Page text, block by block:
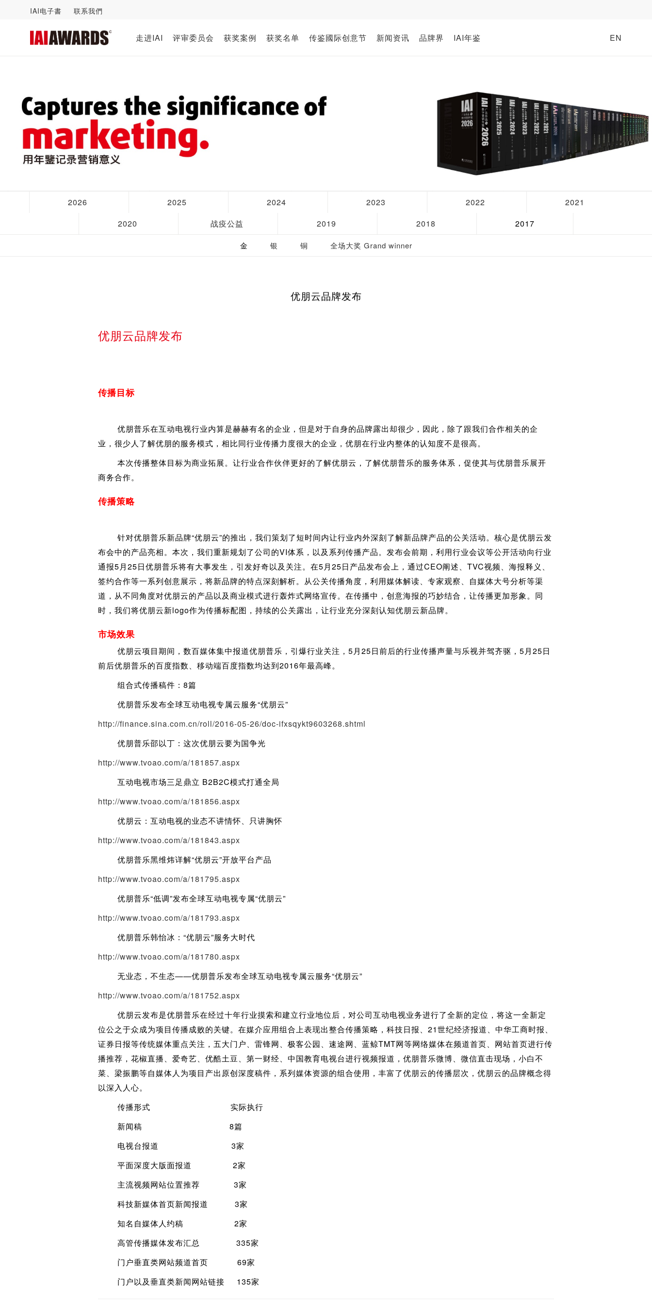
IAI电子書 联系我們
走进IAI 评审委员会 获奖案例 获奖名单 传鉴國际创意节 新闻资讯 品牌界 IAI年鉴 EN
2026 2025 2024 2023 2022
2021
2020
战疫公益 2019 2018 2017
金 银 铜 全场大奖 Grand winner
优朋云品牌发布
优朋云品牌发布
传播目标
优朋普乐在互动电视行业内算是赫赫有名的企业，但是对于自身的品牌露出却很少，因此，除了跟我们合作相关的企
业，很少人了解优朋的服务模式，相比同行业传播力度很大的企业，优朋在行业内整体的认知度不是很高。
本次传播整体目标为商业拓展。让行业合作伙伴更好的了解优朋云，了解优朋普乐的服务体系，促使其与优朋普乐展开
商务合作。
传播策略
针对优朋普乐新品牌“优朋云”的推出，我们策划了短时间内让行业内外深刻了解新品牌产品的公关活动。核心是优朋云发
布会中的产品亮相。本次，我们重新规划了公司的VI体系，以及系列传播产品。发布会前期，利用行业会议等公开活动向行业
通报5月25日优朋普乐将有大事发生，引发好奇以及关注。在5月25日产品发布会上，通过CEO阐述、TVC视频、海报释义、
签约合作等一系列创意展示，将新品牌的特点深刻解析。从公关传播角度，利用媒体解读、专家观察、自媒体大号分析等渠
道，从不同角度对优朋云的产品以及商业模式进行轰炸式网络宣传。在传播中，创意海报的巧妙结合，让传播更加形象。同
时，我们将优朋云新logo作为传播标配图，持续的公关露出，让行业充分深刻认知优朋云新品牌。
市场效果
优朋云项目期间，数百媒体集中报道优朋普乐，引爆行业关注，5月25日前后的行业传播声量与乐视并驾齐驱，5月25日
前后优朋普乐的百度指数、移动端百度指数均达到2016年最高峰。
组合式传播稿件：8篇
优朋普乐发布全球互动电视专属云服务“优朋云”
http://finance.sina.com.cn/roll/2016-05-26/doc-ifxsqykt9603268.shtml
优朋普乐邵以丁：这次优朋云要为国争光
http://www.tvoao.com/a/181857.aspx
互动电视市场三足鼎立 B2B2C模式打通全局
http://www.tvoao.com/a/181856.aspx
优朋云：互动电视的业态不讲情怀、只讲胸怀
http://www.tvoao.com/a/181843.aspx
优朋普乐黑维炜详解“优朋云”开放平台产品
http://www.tvoao.com/a/181795.aspx
优朋普乐“低调”发布全球互动电视专属“优朋云”
http://www.tvoao.com/a/181793.aspx
优朋普乐韩怡冰：“优朋云”服务大时代
http://www.tvoao.com/a/181780.aspx
无业态，不生态——优朋普乐发布全球互动电视专属云服务“优朋云”
http://www.tvoao.com/a/181752.aspx
优朋云发布是优朋普乐在经过十年行业摸索和建立行业地位后，对公司互动电视业务进行了全新的定位，将这一全新定
位公之于众成为项目传播成败的关键。在媒介应用组合上表现出整合传播策略，科技日报、21世纪经济报道、中华工商时报、
证券日报等传统媒体重点关注，五大门户、雷锋网、极客公园、速途网、蓝鲸TMT网等网络媒体在频道首页、网站首页进行传
播推荐，花椒直播、爱奇艺、优酷土豆、第一财经、中国教育电视台进行视频报道，优朋普乐微博、微信直击现场，小白不
菜、梁振鹏等自媒体人为项目产出原创深度稿件，系列媒体资源的组合使用，丰富了优朋云的传播层次，优朋云的品牌概念得
以深入人心。
传播形式 实际执行
新闻稿 8篇
电视台报道 3家
平面深度大版面报道 2家
主流视频网站位置推荐 3家
科技新媒体首页新闻报道 3家
知名自媒体人约稿 2家
高管传播媒体发布汇总 335家
门户垂直类网站频道首页 69家
门户以及垂直类新闻网站链接 135家